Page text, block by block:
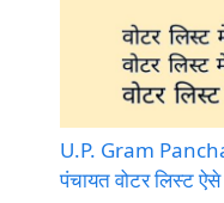
U.P. Gram
पंचायत वोटर लिस्ट